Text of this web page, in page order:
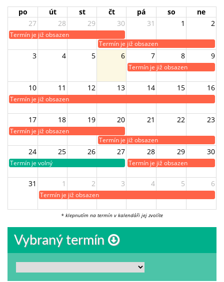
po út st čt pá so
ne
27
28 29 30 31 1 2
Termín je již obsazen
Termín je již obsazen
3 4 5 6 7 8 9
Termín je již obsazen
10 11 12 13 14 15 16
Termín je již obsazen
17 18 19 20 21 22 23
Termín je již obsazen
Termín je již obsazen
24 25 26 27 28 29 30
Termín je volný Termín je již obsazen
31 1 2 3 4 5 6
Termín je již obsazen
* klepnutím na termín v kalendáři jej zvolíte
Vybraný termín